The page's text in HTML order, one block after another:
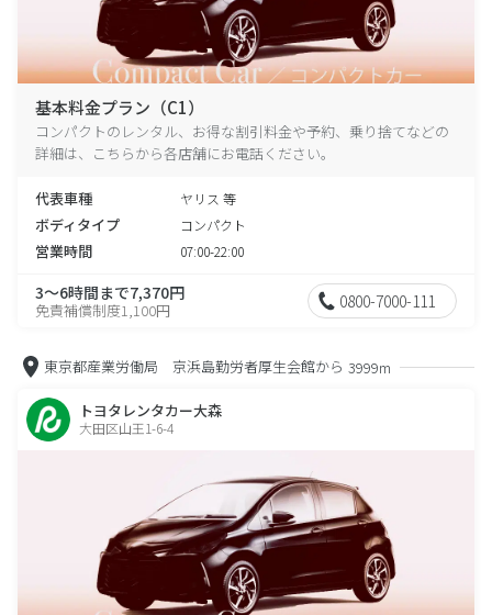
基本料金プラン（C1）
コンパクトのレンタル、お得な割引料金や予約、乗り捨てなどの
詳細は、こちらから各店舗にお電話ください。
代表車種 ヤリス 等
ボディタイプ コンパクト
営業時間 07:00-22:00
3～6時間まで7,370円
免責補償制度1,100円 0800-7000-111
東京都産業労働局 京浜島勤労者厚生会館から 3999m
トヨタレンタカー大森
大田区山王1-6-4